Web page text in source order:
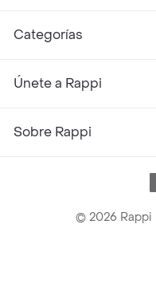
Categorías
Únete a Rappi
Sobre Rappi
© 2026 Rappi